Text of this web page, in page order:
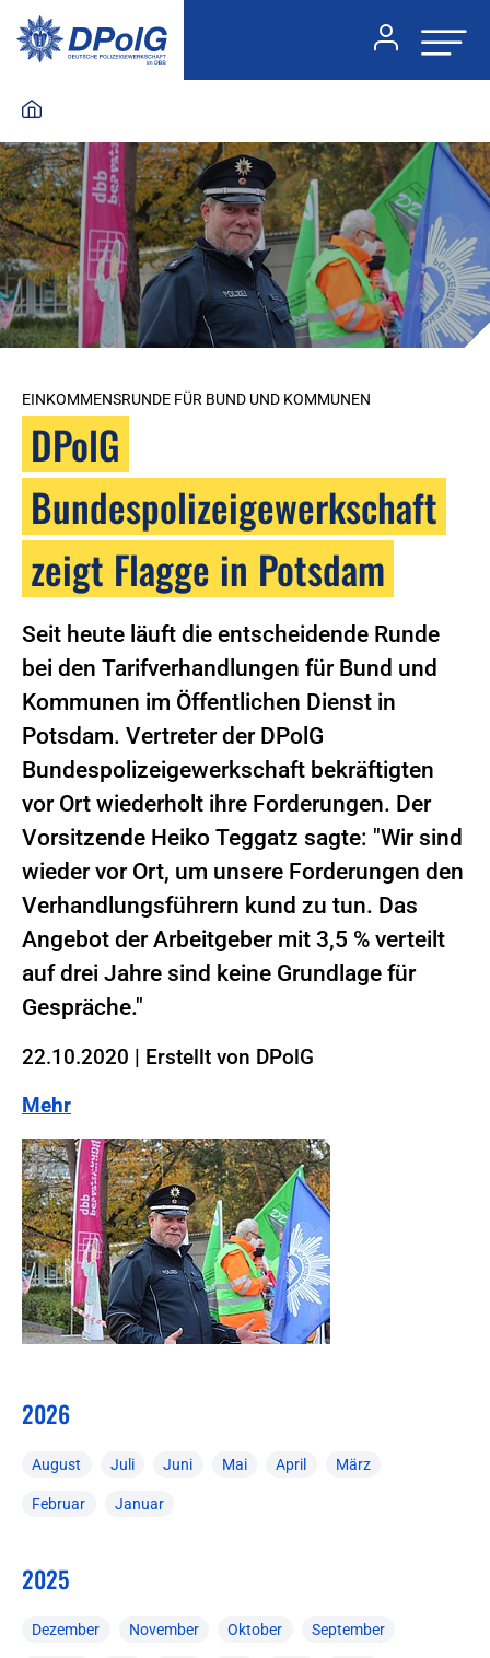
EINKOMMENSRUNDE FÜR BUND UND KOMMUNEN
DPolG
Bundespolizeigewerkschaft
zeigt Flagge in Potsdam
Seit heute läuft die entscheidende Runde
bei den Tarifverhandlungen für Bund und
Kommunen im Öffentlichen Dienst in
Potsdam. Vertreter der DPolG
Bundespolizeigewerkschaft bekräftigten
vor Ort wiederholt ihre Forderungen. Der
Vorsitzende Heiko Teggatz sagte: "Wir sind
wieder vor Ort, um unsere Forderungen den
Verhandlungsführern kund zu tun. Das
Angebot der Arbeitgeber mit 3,5 % verteilt
auf drei Jahre sind keine Grundlage für
Gespräche."
22.10.2020 | Erstellt von DPolG
Mehr
2026
August Juli Juni Mai April März
Februar Januar
2025
Dezember November Oktober September